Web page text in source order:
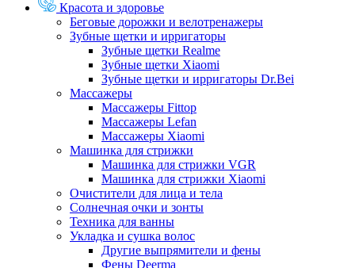
Красота и здоровье
Беговые дорожки и велотренажеры
Зубные щетки и ирригаторы
Зубные щетки Realme
Зубные щетки Xiaomi
Зубные щетки и ирригаторы Dr.Bei
Массажеры
Массажеры Fittop
Массажеры Lefan
Массажеры Xiaomi
Машинка для стрижки
Машинка для стрижки VGR
Машинка для стрижки Xiaomi
Очистители для лица и тела
Солнечная очки и зонты
Техника для ванны
Укладка и сушка волос
Другие выпрямители и фены
Фены Deerma